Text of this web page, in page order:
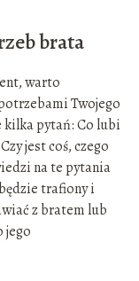
brata
warto
Twojego
kilka pytań: Co lubi
jest coś, czego
na te pytania
trafiony i
z bratem lub
jego